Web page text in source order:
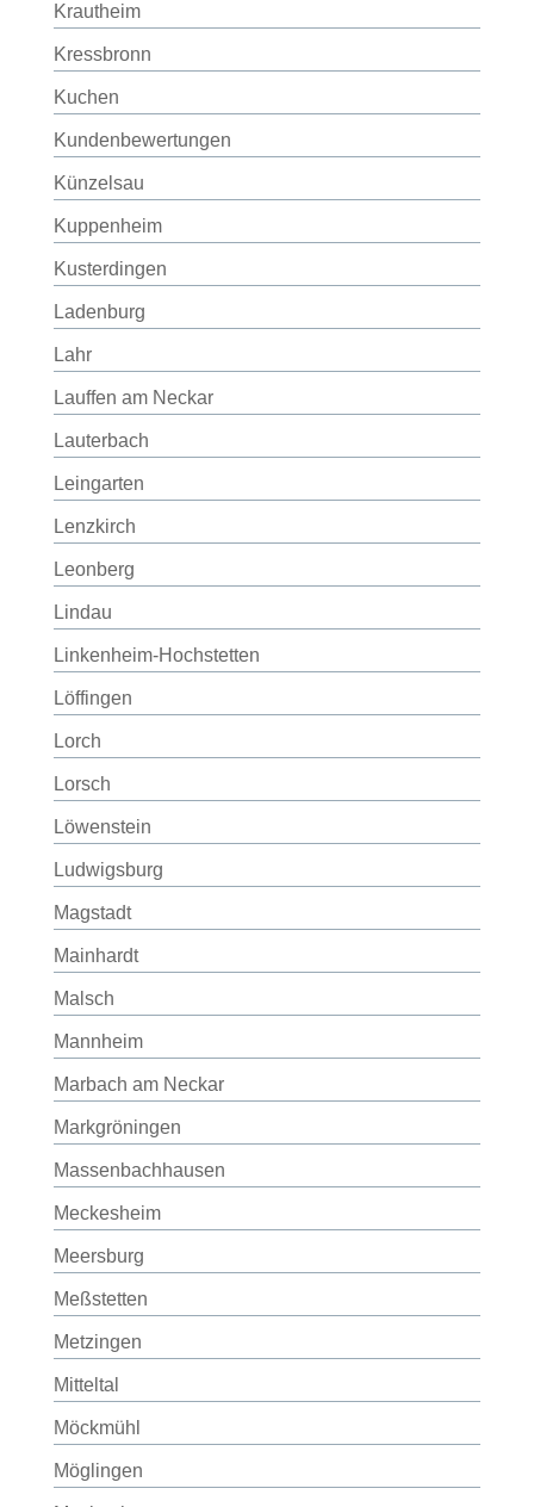
Krautheim
Kressbronn
Kuchen
Kundenbewertungen
Künzelsau
Kuppenheim
Kusterdingen
Ladenburg
Lahr
Lauffen am Neckar
Lauterbach
Leingarten
Lenzkirch
Leonberg
Lindau
Linkenheim-Hochstetten
Löffingen
Lorch
Lorsch
Löwenstein
Ludwigsburg
Magstadt
Mainhardt
Malsch
Mannheim
Marbach am Neckar
Markgröningen
Massenbachhausen
Meckesheim
Meersburg
Meßstetten
Metzingen
Mitteltal
Möckmühl
Möglingen